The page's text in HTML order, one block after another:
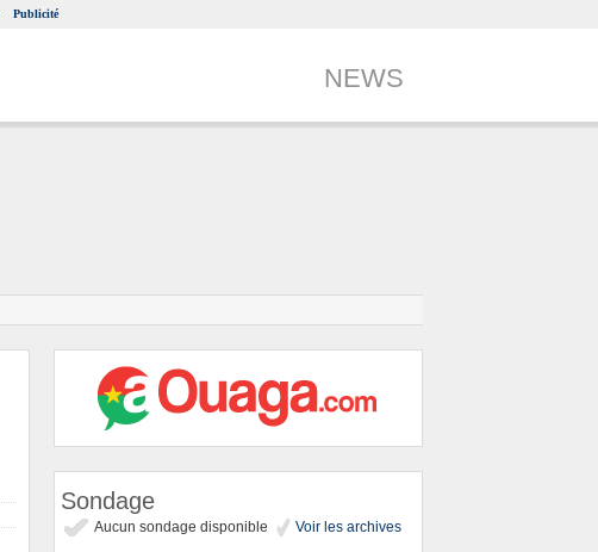
Publicité
NEWS
Sondage
Aucun sondage disponible Voir les archives